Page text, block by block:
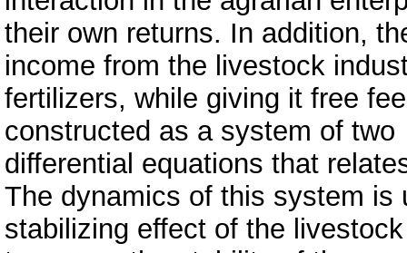
their own returns. In addition,
income from the livestock
fertilizers, while giving it free
constructed as a system of two
differential equations that
The dynamics of this system is
stabilizing effect of the